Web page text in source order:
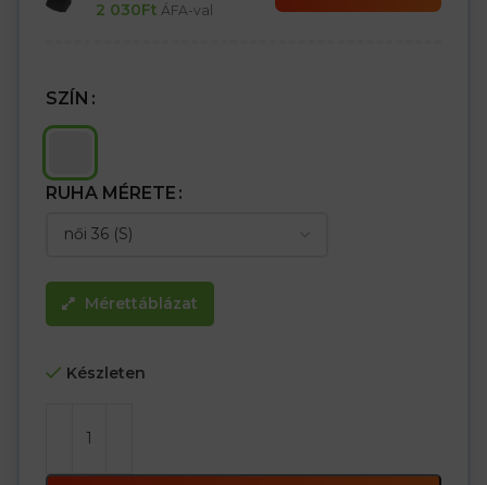
2 030Ft ÁFA-val
SZÍN
RUHA MÉRETE
Mérettáblázat
Készleten